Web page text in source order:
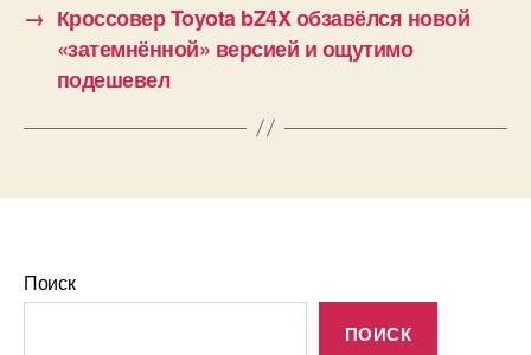
→ Кроссовер Toyota bZ4X обзавёлся новой
«затемнённой» версией и ощутимо
подешевел
Поиск
ПОИСК